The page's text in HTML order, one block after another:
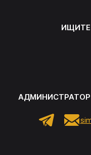
ИЩИТЕ